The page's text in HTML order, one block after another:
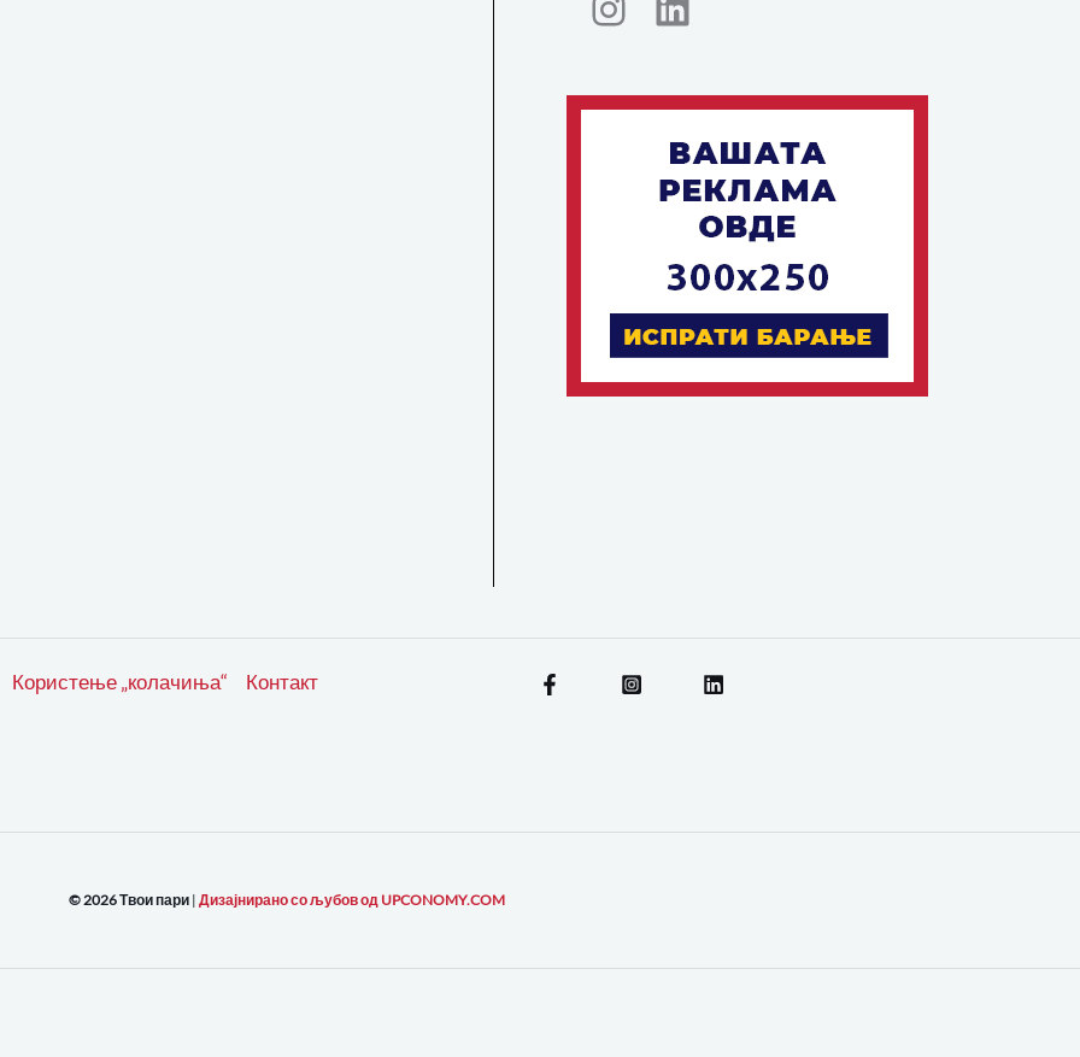
Користење „колачиња“ Контакт
© 2026 Твои пари | Дизајнирано со љубов од UPCONOMY.COM